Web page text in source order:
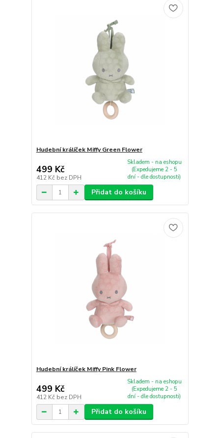
Hudební králíček Miffy Green Flower
499 Kč
412 Kč bez DPH
Skladem - na eshopu
(Expedujeme 2 - 5
dní - dle dostupnosti)
Přidat do košíku
Hudební králíček Miffy Pink Flower
499 Kč
412 Kč bez DPH
Skladem - na eshopu
(Expedujeme 2 - 5
dní - dle dostupnosti)
Přidat do košíku